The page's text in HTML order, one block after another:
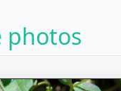
photos